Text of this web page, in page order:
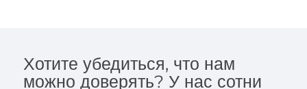
Хотите убедиться, что нам
можно доверять? У нас сотни